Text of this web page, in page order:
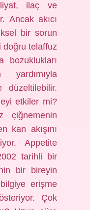
ilaç ve
Ancak akıcı
bir sorun
doğru telaffuz
bozuklukları
düzeltilebilir.
etkiler mi?
çiğnemenin
kan akışını
Appetite
tarihli bir
bir bireyin
erişme
Çok